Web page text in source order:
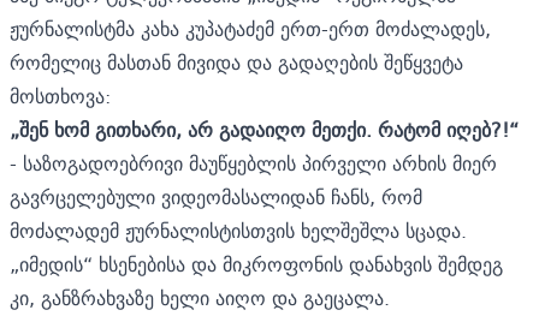
ჟურნალისტმა კახა კუპატაძემ ერთ-ერთ მოძალადეს,
რომელიც მასთან მივიდა და გადაღების შეწყვეტა
მოსთხოვა:
„შენ ხომ გითხარი, არ გადაიღო მეთქი. რატომ იღებ?!“
- საზოგადოებრივი მაუწყებლის პირველი არხის მიერ
გავრცელებული ვიდეომასალიდან ჩანს, რომ
მოძალადემ ჟურნალისტისთვის ხელშეშლა სცადა.
„იმედის“ ხსენებისა და მიკროფონის დანახვის შემდეგ
კი, განზრახვაზე ხელი აიღო და გაეცალა.